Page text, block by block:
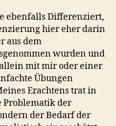
ebenfalls Differenziert,
hier eher darin
aus dem
wurden und
mit mir oder einer
Übungen
Erachtens trat in
Problematik der
der Bedarf der